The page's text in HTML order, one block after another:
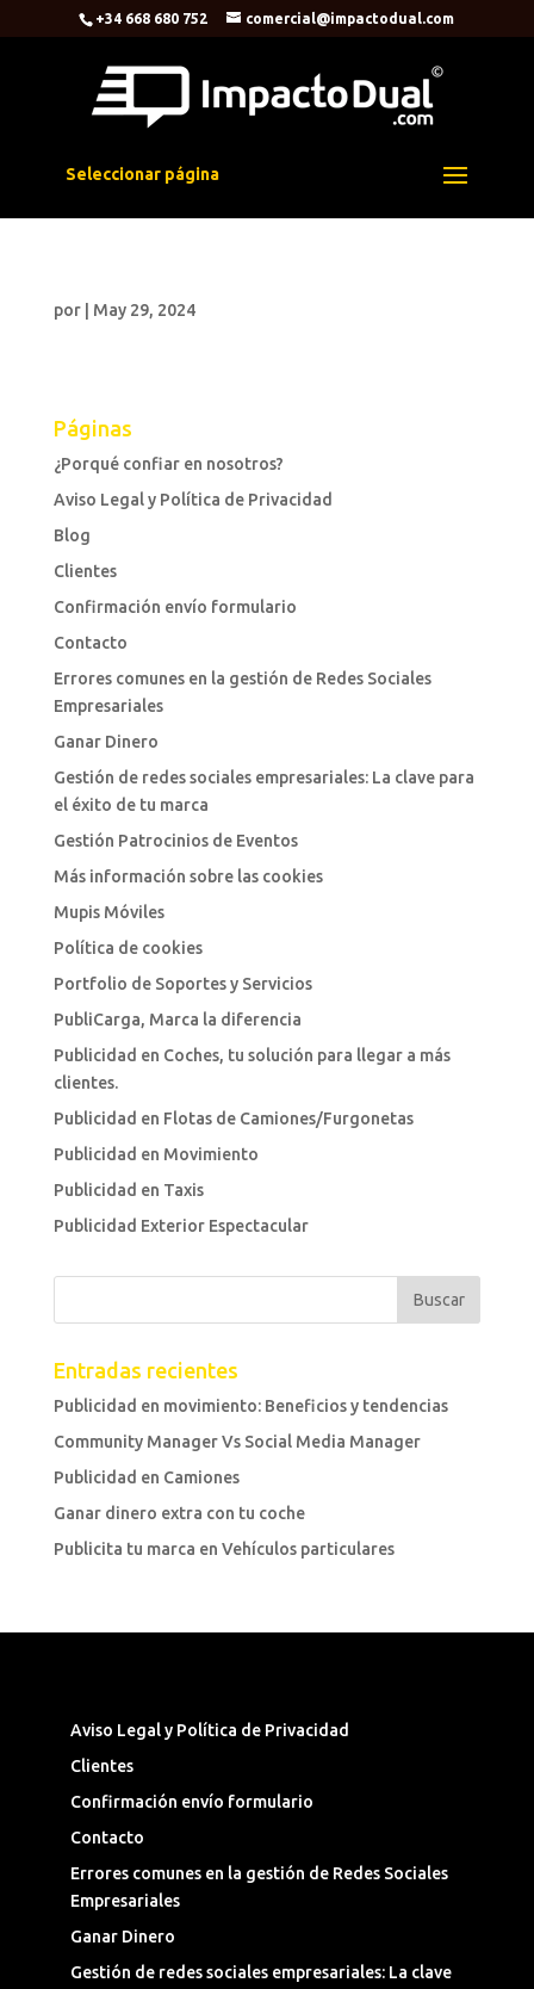
+34 668 680 752 comercial@impactodual.com
Seleccionar página
por May 29, 2024
Páginas
¿Porqué confiar en nosotros?
Aviso Legal y Política de Privacidad
Blog
Clientes
Confirmación envío formulario
Contacto
Errores comunes en la gestión de Redes Sociales
Empresariales
Ganar Dinero
Gestión de redes sociales empresariales: La clave para
el éxito de tu marca
Gestión Patrocinios de Eventos
Más información sobre las cookies
Mupis Móviles
Política de cookies
Portfolio de Soportes y Servicios
PubliCarga, Marca la diferencia
Publicidad en Coches, tu solución para llegar a más
clientes.
Publicidad en Flotas de Camiones/Furgonetas
Publicidad en Movimiento
Publicidad en Taxis
Publicidad Exterior Espectacular
Entradas recientes
Publicidad en movimiento: Beneficios y tendencias
Community Manager Vs Social Media Manager
Publicidad en Camiones
Ganar dinero extra con tu coche
Publicita tu marca en Vehículos particulares
Aviso Legal y Política de Privacidad
Clientes
Confirmación envío formulario
Contacto
Errores comunes en la gestión de Redes Sociales
Empresariales
Ganar Dinero
Gestión de redes sociales empresariales: La clave